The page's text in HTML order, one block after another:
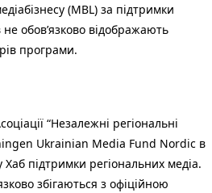
(MBL) за підтримки
не обов’язково відображають
програми.
“Незалежні регіональні
Ukrainian Media Fund Nordic в
Хаб підтримки регіональних медіа.
збігаються з офіційною